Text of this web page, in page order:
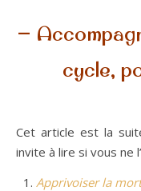
—
cycle,
Cet article est la
invite à lire si vous ne
Apprivoiser la